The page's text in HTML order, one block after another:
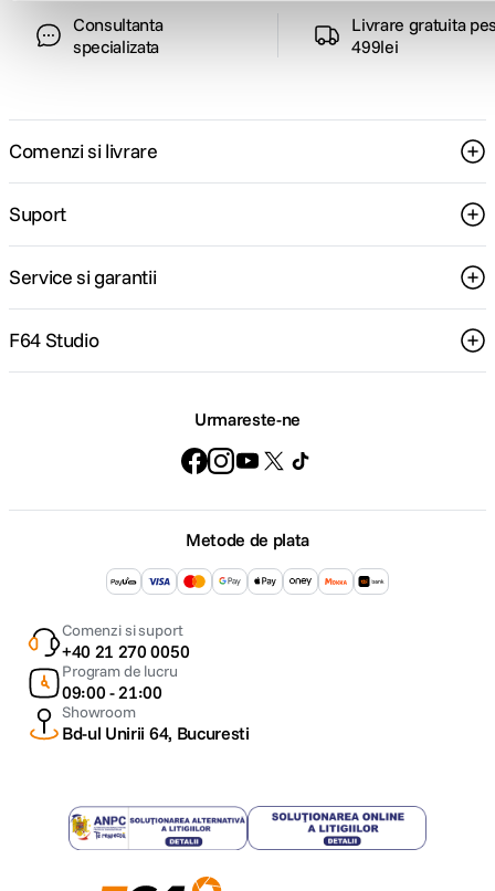
Consultanta
specializata
Livrare gratuita
499lei
Comenzi si livrare
Suport
Service si garantii
F64 Studio
Urmareste-ne
Metode de plata
Comenzi si suport
+40 21 270 0050
Program de lucru
09:00 - 21:00
Showroom
Bd-ul Unirii 64, Bucuresti